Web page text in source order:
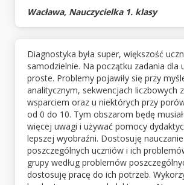
Wacława, Nauczycielka 1. klasy
Diagnostyka była super, większość
samodzielnie. Na początku zadania dla
proste. Problemy pojawiły się przy
analitycznym, sekwencjach liczbowych
wsparciem oraz u niektórych przy
od 0 do 10. Tym obszarom będę
więcej uwagi i używać pomocy
lepszej wyobraźni. Dostosuję
poszczególnych uczniów i ich
grupy według problemów
dostosuję pracę do ich potrzeb.